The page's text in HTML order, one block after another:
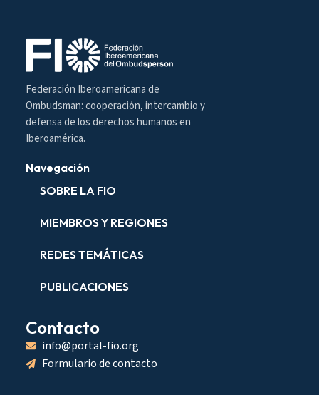
Federación Iberoamericana de
Ombudsman: cooperación, intercambio y
defensa de los derechos humanos en
Iberoamérica.
Navegación
SOBRE LA FIO
MIEMBROS Y REGIONES
REDES TEMÁTICAS
PUBLICACIONES
Contacto
info@portal-fio.org
Formulario de contacto